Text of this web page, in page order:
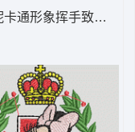
卡通形象挥手致意 米